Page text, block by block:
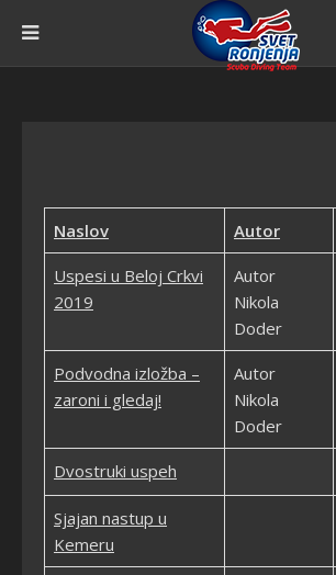
Naslov Autor
Uspesi u Beloj Crkvi
2019
Autor
Nikola
Doder
Podvodna izložba –
zaroni i gledaj!
Autor
Nikola
Doder
Dvostruki uspeh
Sjajan nastup u
Kemeru